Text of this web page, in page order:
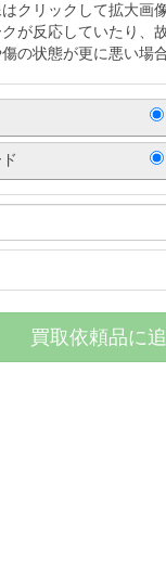
クリックして拡大画
が反応していたり、
の状態が更に悪い場
買取依頼品に